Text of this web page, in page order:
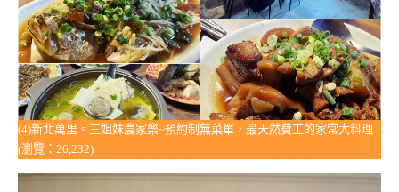
(4)新北萬里。三姐妹農家樂~預約制無菜單，最天然費工的家常大料理
(瀏覽：26,232)